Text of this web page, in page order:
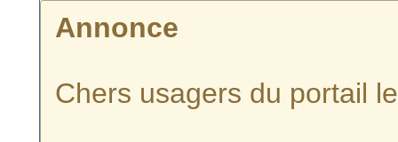
Annonce
Chers usagers du portail